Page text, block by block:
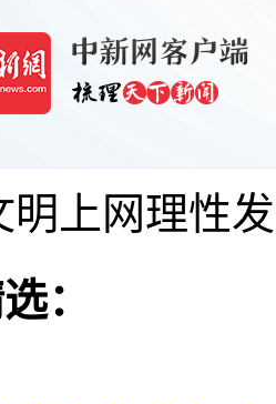
明上网理性
：